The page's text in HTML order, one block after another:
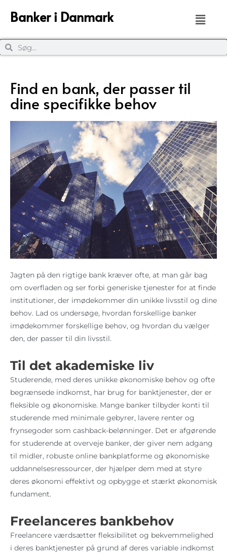
Banker i Danmark
Find en bank, der passer til
dine specifikke behov
Jagten på den rigtige bank kræver ofte, at man går bag
om overfladen og ser forbi generiske tjenester for at finde
institutioner, der imødekommer din unikke livsstil og dine
behov. Lad os undersøge, hvordan forskellige banker
imødekommer forskellige behov, og hvordan du vælger
den, der passer til din livsstil.
Til det akademiske liv
Studerende, med deres unikke økonomiske behov og ofte
begrænsede indkomst, har brug for banktjenester, der er
fleksible og økonomiske. Mange banker tilbyder konti til
studerende med minimale gebyrer, lavere renter og
frynsegoder som cashback-belønninger. Det er afgørende
for studerende at overveje banker, der giver nem adgang
til midler, robuste online bankplatforme og økonomiske
uddannelsesressourcer, der hjælper dem med at styre
deres økonomi effektivt og opbygge et stærkt økonomisk
fundament.
Freelanceres bankbehov
Freelancere værdsætter fleksibilitet og bekvemmelighed
i deres banktjenester på grund af deres variable indkomst